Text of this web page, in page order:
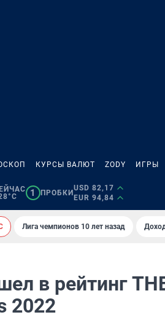
КУРСЫ ВАЛЮТ ZODY ИГРЫ
1 ПРОБКИ
USD 82,17
EUR 94,84
Лига чемпионов 10 лет назад
в рейтинг
2022